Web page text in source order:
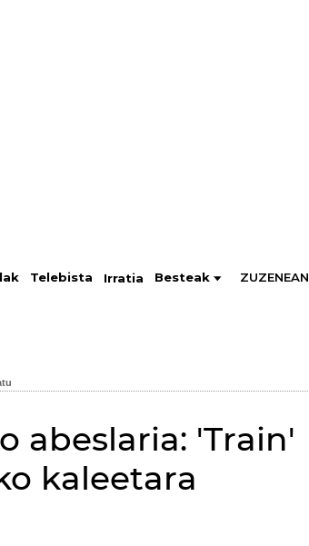
Telebista Irratia Besteak ZUZENEAN
abeslaria: 'Train'
kaleetara